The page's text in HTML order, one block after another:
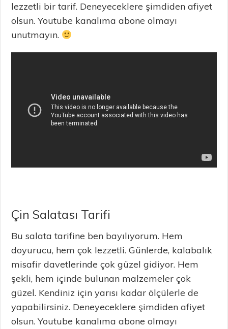
lezzetli bir tarif. Deneyeceklere şimdiden afiyet
olsun. Youtube kanalıma abone olmayı
unutmayın.
Çin Salatası Tarifi
Bu salata tarifine ben bayılıyorum. Hem
doyurucu, hem çok lezzetli. Günlerde, kalabalık
misafir davetlerinde çok güzel gidiyor. Hem
şekli, hem içinde bulunan malzemeler çok
güzel. Kendiniz için yarısı kadar ölçülerle de
yapabilirsiniz. Deneyeceklere şimdiden afiyet
olsun. Youtube kanalıma abone olmayı